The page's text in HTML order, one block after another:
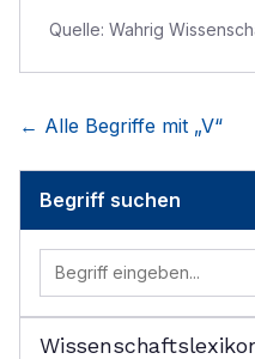
Quelle: Wahrig
← Alle Begriffe mit „V“
Begriff suchen